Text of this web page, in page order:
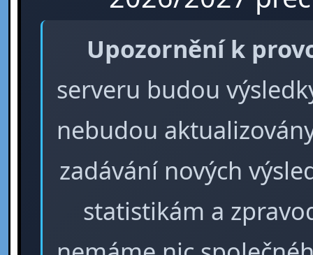
Upozornění k
serveru budou
nebudou
zadávání nových
statistikám a